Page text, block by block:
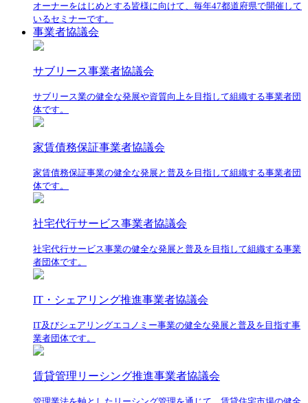
オーナーをはじめとする皆様に向けて、毎年47都道府県で開催して
いるセミナーです。
事業者協議会
サブリース事業者協議会
サブリース業の健全な発展や資質向上を目指して組織する事業者団
体です。
家賃債務保証事業者協議会
家賃債務保証事業の健全な発展と普及を目指して組織する事業者団
体です。
社宅代行サービス事業者協議会
社宅代行サービス事業の健全な発展と普及を目指して組織する事業
者団体です。
IT・シェアリング推進事業者協議会
IT及びシェアリングエコノミー事業の健全な発展と普及を目指す事
業者団体です。
賃貸管理リーシング推進事業者協議会